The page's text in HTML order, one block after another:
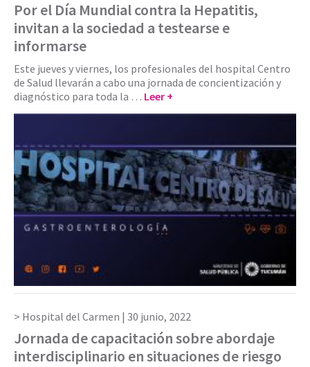
Por el Día Mundial contra la Hepatitis,
invitan a la sociedad a testearse e
informarse
Este jueves y viernes, los profesionales del hospital Centro
de Salud llevarán a cabo una jornada de concientización y
diagnóstico para toda la … Leer +
Hospital del Carmen | 30 junio, 2022
Jornada de capacitación sobre abordaje
interdisciplinario en situaciones de riesgo